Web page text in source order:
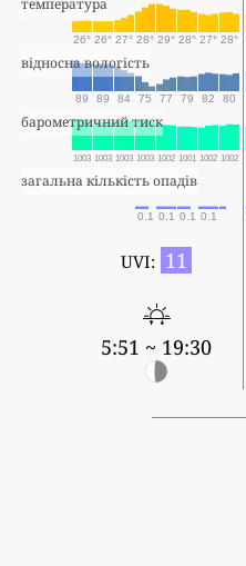
температура
26° 26° 27° 28° 29° 28° 27° 28°
відносна вологість
89 89 84 75 77 79 82 80
барометричний тиск
1003 1003 1003 1003 1002 1001 1002 1002
загальна кількість опадів
0.1 0.1 0.1 0.1
UVI: 11
5:51 ~ 19:30